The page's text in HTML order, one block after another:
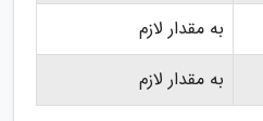
به مقدار لازم
به مقدار لازم